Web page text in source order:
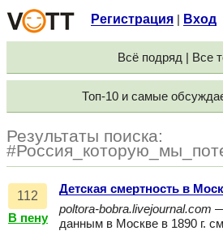
Регистрация Вход
Всё подряд | Все
Топ-10 и самые
Результаты поиска:
112
В пену
Детская смертность в
poltora-bobra.livejournal.com
данным в Москве в 1890 г.